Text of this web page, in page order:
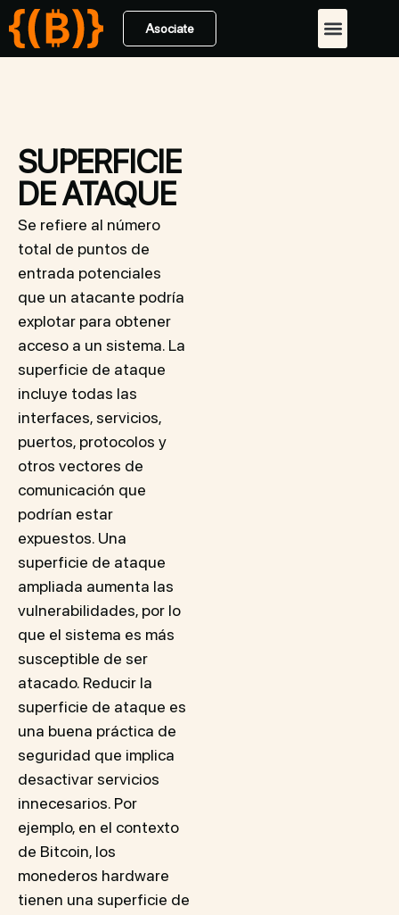
Asociate
SUPERFICIE
DE ATAQUE
Se refiere al número
total de puntos de
entrada potenciales
que un atacante podría
explotar para obtener
acceso a un sistema. La
superficie de ataque
incluye todas las
interfaces, servicios,
puertos, protocolos y
otros vectores de
comunicación que
podrían estar
expuestos. Una
superficie de ataque
ampliada aumenta las
vulnerabilidades, por lo
que el sistema es más
susceptible de ser
atacado. Reducir la
superficie de ataque es
una buena práctica de
seguridad que implica
desactivar servicios
innecesarios. Por
ejemplo, en el contexto
de Bitcoin, los
monederos hardware
tienen una superficie de